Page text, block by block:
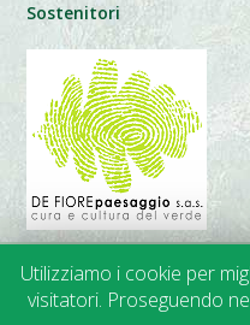
Sostenitori
© 2014-2024 APGI |
Utilizziamo i cookie per
visitatori. Proseguendo